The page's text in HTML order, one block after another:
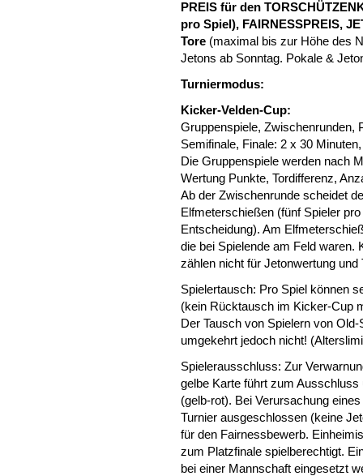
PREIS für den
pro Spiel), FAIRNESSPREIS,
Tore (maximal bis zur Höhe des
Jetons ab Sonntag. Pokale &
Turniermodus:
Kicker-Velden-Cup:
Gruppenspiele, Zwischenrunden,
Semifinale, Finale: 2 x 30
Die Gruppenspiele werden nach
Wertung Punkte, Tordifferenz,
Ab der Zwischenrunde scheidet
Elfmeterschießen (fünf Spieler
Entscheidung). Am
die bei Spielende am Feld waren.
zählen nicht für Jetonwertung und
Spielertausch: Pro Spiel können
(kein Rücktausch im Kicker-Cup
Der Tausch von Spielern von
umgekehrt jedoch nicht!
Spielerausschluss: Zur
gelbe Karte führt zum
(gelb-rot). Bei Verursachung
Turnier ausgeschlossen (keine
für den Fairnessbewerb.
zum Platzfinale spielberechtigt.
bei einer Mannschaft eingesetzt